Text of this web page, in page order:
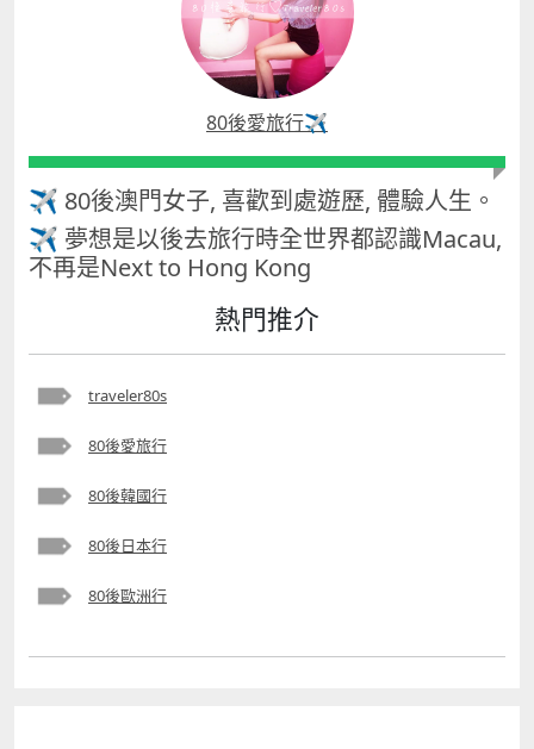
80後愛旅行✈️
✈ 80後澳門女子, 喜歡到處遊歷, 體驗人生。
✈ 夢想是以後去旅行時全世界都認識Macau,
不再是Next to Hong Kong
熱門推介
traveler80s
80後愛旅行
80後韓國行
80後日本行
80後歐洲行